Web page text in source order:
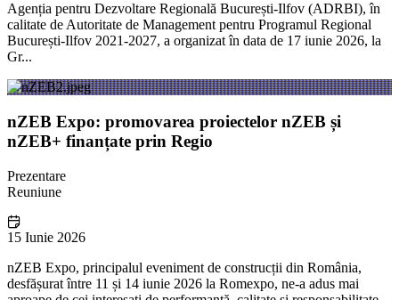
Agenția pentru Dezvoltare Regională București-Ilfov (ADRBI), în
calitate de Autoritate de Management pentru Programul Regional
București-Ilfov 2021-2027, a organizat în data de 17 iunie 2026, la
Gr...
nZEB Expo: promovarea proiectelor nZEB și
nZEB+ finanțate prin Regio
Prezentare
Reuniune
15 Iunie 2026
nZEB Expo, principalul eveniment de construcții din România,
desfășurat între 11 și 14 iunie 2026 la Romexpo, ne-a adus mai